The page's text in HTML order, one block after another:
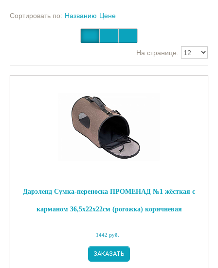
Сортировать по: Названию Цене
На странице:
Дарэленд Сумка-переноска ПРОМЕНАД №1 жёсткая с
карманом 36,5х22х22см (рогожка) коричневая
1442 руб.
ЗАКАЗАТЬ